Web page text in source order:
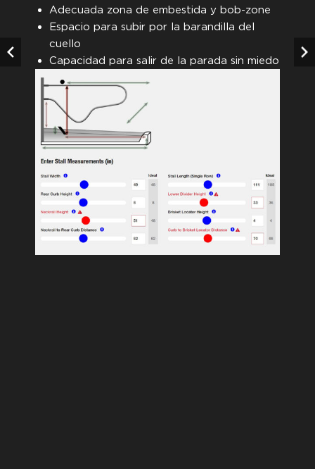
Adecuada zona de embestida y bob-zone
Espacio para subir por la barandilla del
cuello
Capacidad para salir de la parada sin miedo